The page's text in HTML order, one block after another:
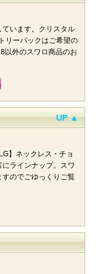
います。クリスタル
リーパックはご希望の
以外のスワロ商品のお
UP ▲
】ネックレス・チョ
ラインナップ。スワ
のでごゆっくりご覧